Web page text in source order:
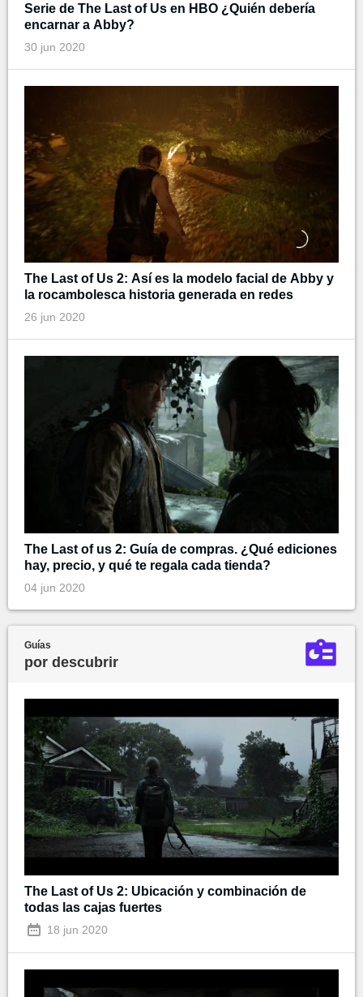
Serie de The Last of Us en HBO ¿Quién debería
encarnar a Abby?
30 jun 2020
The Last of Us 2: Así es la modelo facial de Abby y
la rocambolesca historia generada en redes
26 jun 2020
The Last of us 2: Guía de compras. ¿Qué ediciones
hay, precio, y qué te regala cada tienda?
04 jun 2020
Guías
por descubrir
The Last of Us 2: Ubicación y combinación de
todas las cajas fuertes
18 jun 2020